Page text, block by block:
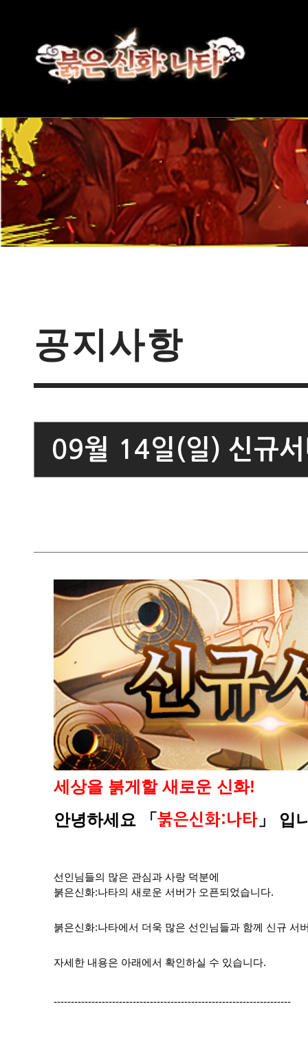
공지사항
09월 14일(일) 신규서
세상을 붉게할 새로운 신화!
안녕하세요
「붉은신화:나타 」 입
선인님들의 많은 관심과 사랑 덕분에
붉은신화:나타의 새로운 서버가 오픈되었습니다.​
붉은신화:나타에서 더욱 많은 선인님들과 함께 신규 서
자세한 내용은 아래에서 확인하실 수 있습니다.
---------------------------------------------------------------------